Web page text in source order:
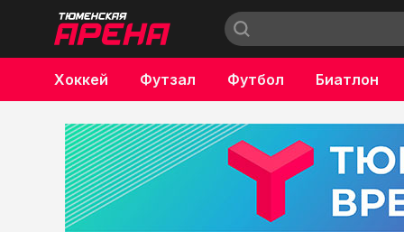
Хоккей Футзал Футбол Биатлон
Бокс